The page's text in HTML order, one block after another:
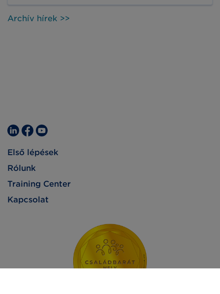
minden résztvevőnek könnyen értelmezhető.
Archív hírek >>
Első lépések
Rólunk
Training Center
Kapcsolat